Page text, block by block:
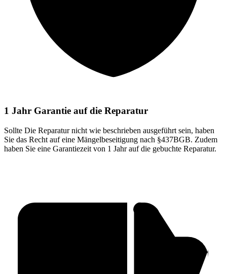
1 Jahr Garantie auf die Reparatur
Sollte Die Reparatur nicht wie beschrieben ausgeführt sein, haben
Sie das Recht auf eine Mängelbeseitigung nach §437BGB. Zudem
haben Sie eine Garantiezeit von 1 Jahr auf die gebuchte Reparatur.